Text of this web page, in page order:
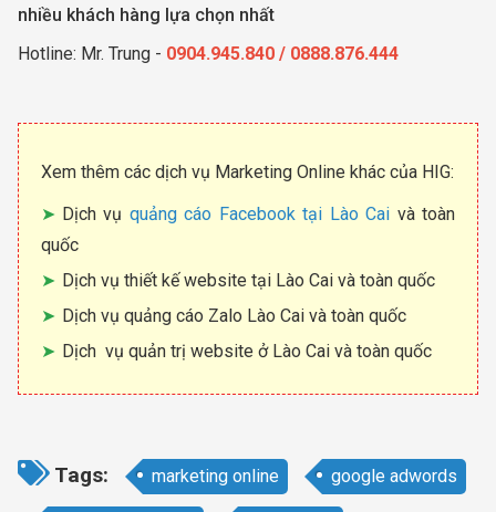
nhiều khách hàng lựa chọn nhất
Hotline: Mr. Trung - 0904.945.840 / 0888.876.444
Xem thêm các dịch vụ Marketing Online khác của HIG:
Dịch vụ quảng cáo Facebook tại Lào Cai và toàn
quốc
Dịch vụ thiết kế website tại Lào Cai và toàn quốc
Dịch vụ quảng cáo Zalo Lào Cai và toàn quốc
Dịch vụ quản trị website ở Lào Cai và toàn quốc
Tags: marketing online google adwords